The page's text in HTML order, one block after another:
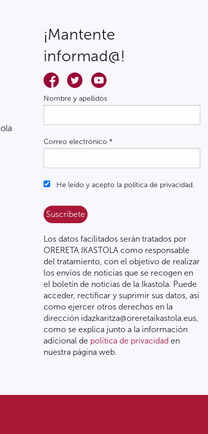
¡Mantente
informad@!
Nombre y apellidos
Correo electrónico *
He leído y acepto la política de privacidad.
Los datos facilitados serán tratados por
ORERETA IKASTOLA como responsable
del tratamiento, con el objetivo de realizar
los envíos de noticias que se recogen en
el boletín de noticias de la Ikastola. Puede
acceder, rectificar y suprimir sus datos, así
como ejercer otros derechos en la
dirección idazkaritza@oreretaikastola.eus,
como se explica junto a la información
adicional de política de privacidad en
nuestra página web.